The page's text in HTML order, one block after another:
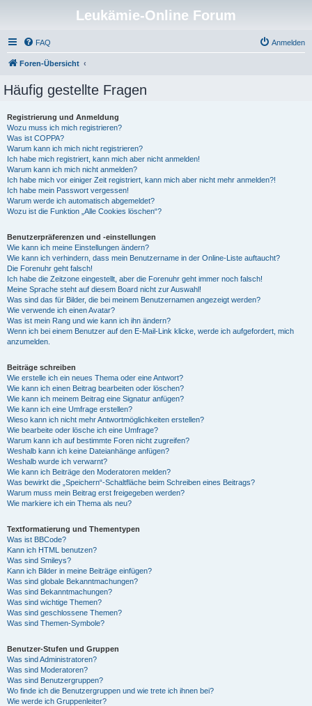
Leukämie-Online Forum
FAQ Anmelden
Foren-Übersicht
Häufig gestellte Fragen
Registrierung und Anmeldung
Wozu muss ich mich registrieren?
Was ist COPPA?
Warum kann ich mich nicht registrieren?
Ich habe mich registriert, kann mich aber nicht anmelden!
Warum kann ich mich nicht anmelden?
Ich habe mich vor einiger Zeit registriert, kann mich aber nicht mehr anmelden?!
Ich habe mein Passwort vergessen!
Warum werde ich automatisch abgemeldet?
Wozu ist die Funktion „Alle Cookies löschen“?
Benutzerpräferenzen und -einstellungen
Wie kann ich meine Einstellungen ändern?
Wie kann ich verhindern, dass mein Benutzername in der Online-Liste auftaucht?
Die Forenuhr geht falsch!
Ich habe die Zeitzone eingestellt, aber die Forenuhr geht immer noch falsch!
Meine Sprache steht auf diesem Board nicht zur Auswahl!
Was sind das für Bilder, die bei meinem Benutzernamen angezeigt werden?
Wie verwende ich einen Avatar?
Was ist mein Rang und wie kann ich ihn ändern?
Wenn ich bei einem Benutzer auf den E-Mail-Link klicke, werde ich aufgefordert, mich
anzumelden.
Beiträge schreiben
Wie erstelle ich ein neues Thema oder eine Antwort?
Wie kann ich einen Beitrag bearbeiten oder löschen?
Wie kann ich meinem Beitrag eine Signatur anfügen?
Wie kann ich eine Umfrage erstellen?
Wieso kann ich nicht mehr Antwortmöglichkeiten erstellen?
Wie bearbeite oder lösche ich eine Umfrage?
Warum kann ich auf bestimmte Foren nicht zugreifen?
Weshalb kann ich keine Dateianhänge anfügen?
Weshalb wurde ich verwarnt?
Wie kann ich Beiträge den Moderatoren melden?
Was bewirkt die „Speichern“-Schaltfläche beim Schreiben eines Beitrags?
Warum muss mein Beitrag erst freigegeben werden?
Wie markiere ich ein Thema als neu?
Textformatierung und Thementypen
Was ist BBCode?
Kann ich HTML benutzen?
Was sind Smileys?
Kann ich Bilder in meine Beiträge einfügen?
Was sind globale Bekanntmachungen?
Was sind Bekanntmachungen?
Was sind wichtige Themen?
Was sind geschlossene Themen?
Was sind Themen-Symbole?
Benutzer-Stufen und Gruppen
Was sind Administratoren?
Was sind Moderatoren?
Was sind Benutzergruppen?
Wo finde ich die Benutzergruppen und wie trete ich ihnen bei?
Wie werde ich Gruppenleiter?